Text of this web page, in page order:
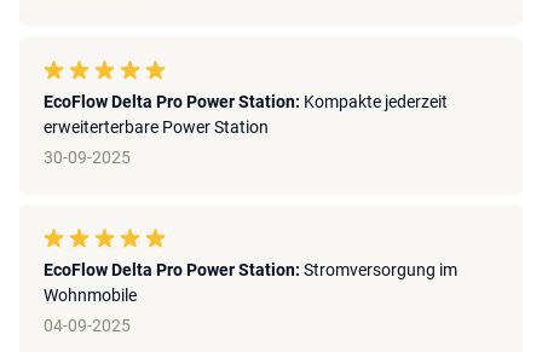
EcoFlow Delta Pro Power Station: Kompakte jederzeit
erweiterterbare Power Station
30-09-2025
EcoFlow Delta Pro Power Station: Stromversorgung im
Wohnmobile
04-09-2025